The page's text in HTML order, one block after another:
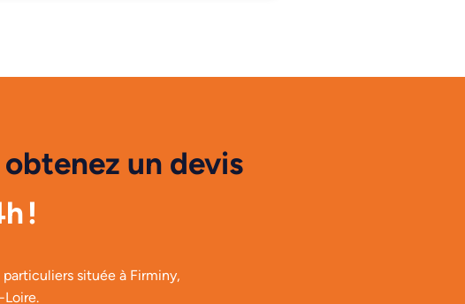
un devis
!
située à Firminy,
Loire.